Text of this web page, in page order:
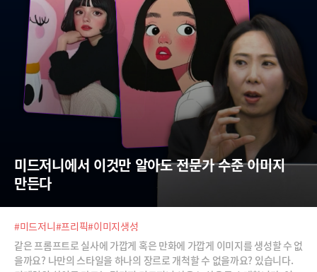
미드저니에서 이것만 알아도 전문가 수준 이미지
만든다
#미드저니#프리픽#이미지생성
같은 프롬프트로 실사에 가깝게 혹은 만화에 가깝게 이미지를 생성할 수 없
을까요? 나만의 스타일을 하나의 장르로 개척할 수 없을까요? 있습니다.